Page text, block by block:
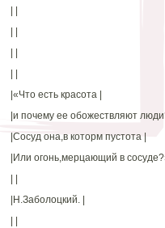
|«Что есть красота |
|и почему ее обожествляют
|Сосуд она,в которм пустота |
|Или огонь,мерцающий в
|Н.Заболоцкий. |